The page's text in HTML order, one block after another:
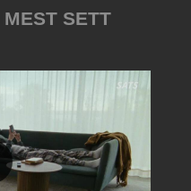
MEST SETT